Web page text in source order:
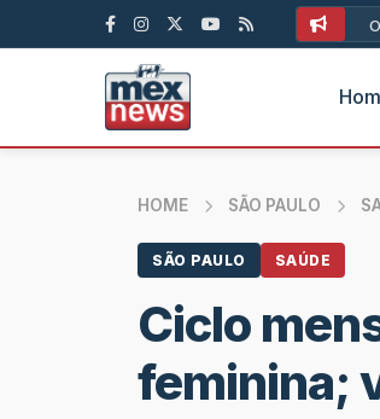
HOME SÃO PAULO
SÃO PAULO SAÚDE
Ciclo
feminina;